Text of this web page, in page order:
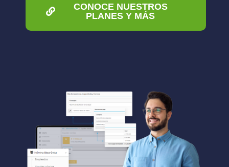
CONOCE NUESTROS
PLANES Y MÁS